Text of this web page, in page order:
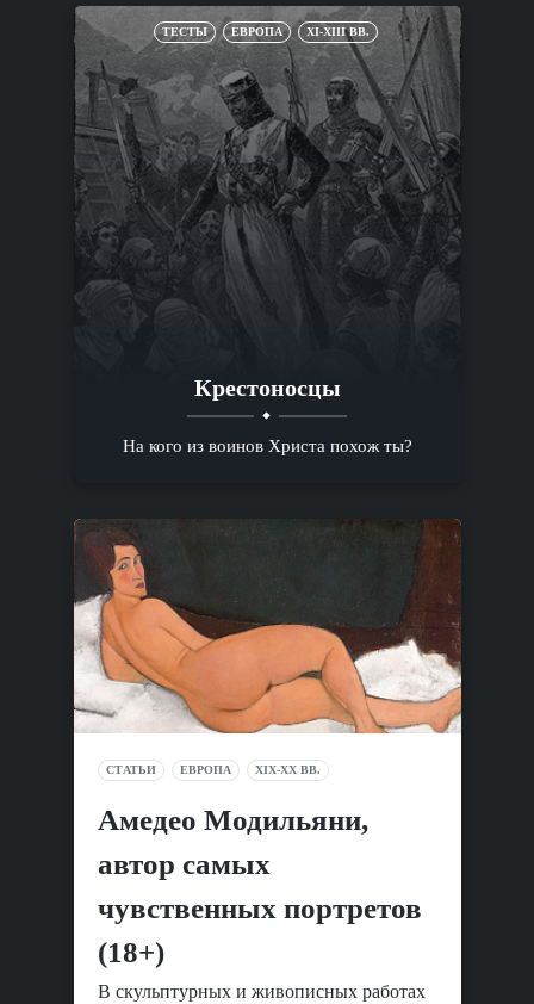
ТЕСТЫ ЕВРОПА XI-XIII ВВ.
Крестоносцы
На кого из воинов Христа похож ты?
СТАТЬИ ЕВРОПА XIX-XX ВВ.
Амедео Модильяни,
автор самых
чувственных портретов
(18+)
В скульптурных и живописных работах